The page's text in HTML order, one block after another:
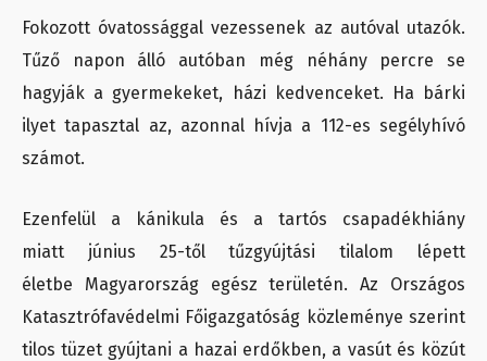
Fokozott óvatossággal vezessenek az autóval utazók.
Tűző napon álló autóban még néhány percre se
hagyják a gyermekeket, házi kedvenceket. Ha bárki
ilyet tapasztal az, azonnal hívja a 112-es segélyhívó
számot.
Ezenfelül a kánikula és a tartós csapadékhiány
miatt június 25-től tűzgyújtási tilalom lépett
életbe Magyarország egész területén. Az Országos
Katasztrófavédelmi Főigazgatóság közleménye szerint
tilos tüzet gyújtani a hazai erdőkben, a vasút és közút